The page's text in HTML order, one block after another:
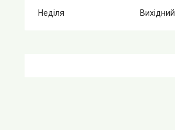
Неділя
Вихідний